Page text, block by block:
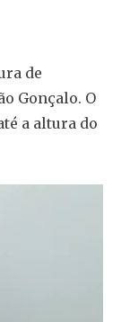
de
Gonçalo. O
a altura do